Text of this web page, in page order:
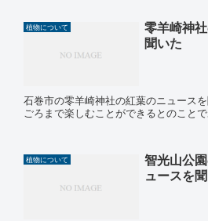
植物について
零羊崎神
聞いた
石巻市の零羊崎神社の紅葉のニュース
ごろまで楽しむことができるとのことで
植物について
智光山公
ュースを